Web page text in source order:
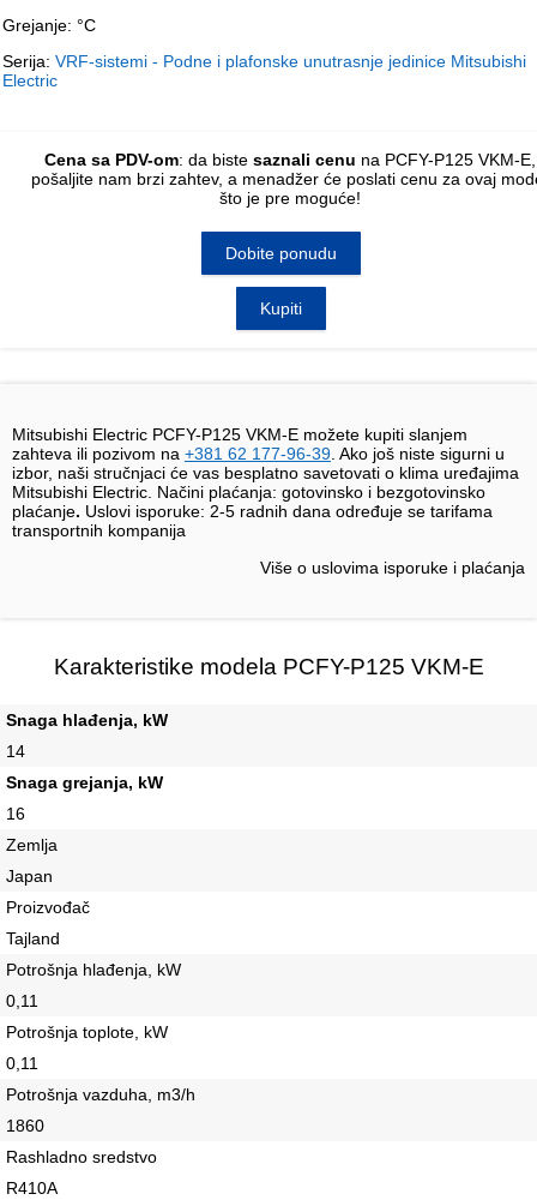
Grejanje: °C
Serija: VRF-sistemi - Podne i plafonske unutrasnje jedinice Mitsubishi
Electric
Cena sa PDV-om: da biste saznali cenu na PCFY-P125 VKM-E,
pošaljite nam brzi zahtev, a menadžer će poslati cenu za ovaj
što je pre moguće!
Dobite ponudu
Kupiti
Mitsubishi Electric PCFY-P125 VKM-E možete kupiti slanjem
zahteva ili pozivom na +381 62 177-96-39. Ako još niste sigurni u
izbor, naši stručnjaci će vas besplatno savetovati o klima uređajima
Mitsubishi Electric. Načini plaćanja: gotovinsko i bezgotovinsko
plaćanje. Uslovi isporuke: 2-5 radnih dana određuje se tarifama
transportnih kompanija
Više o uslovima isporuke i plaćanja
Karakteristike modela PCFY-P125 VKM-E
Snaga hlađenja, kW
14
Snaga grejanja, kW
16
Zemlja
Japan
Proizvođač
Tajland
Potrošnja hlađenja, kW
0,11
Potrošnja toplote, kW
0,11
Potrošnja vazduha, m3/h
1860
Rashladno sredstvo
R410A